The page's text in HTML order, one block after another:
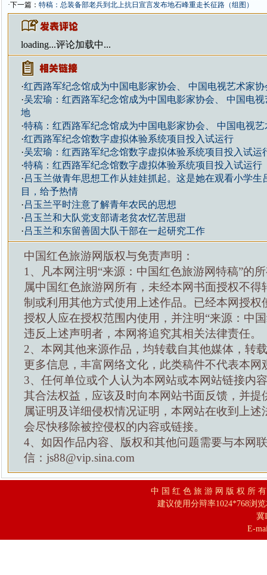
·下一篇： 特稿：总装备部老兵到北上抗日宣言发布地石峰重走长征路（组图）
loading...评论加载中...
·红西路军纪念馆成为中国电影家协会、 中国电视艺术家
·吴宏瑜：红西路军纪念馆成为中国电影家协会、 中国电
地
·特稿：红西路军纪念馆成为中国电影家协会、 中国电视
·红西路军纪念馆数字虚拟体验系统项目投入试运行
·吴宏瑜：红西路军纪念馆数字虚拟体验系统项目投入试运
·特稿：红西路军纪念馆数字虚拟体验系统项目投入试运行
·吕玉兰做青年思想工作从娃娃抓起。这是她在观看小学生
目，给予热情
·吕玉兰平时注意了解青年农民的思想
·吕玉兰和大队党支部请老贫农忆苦思甜
·吕玉兰和东留善固大队干部在一起研究工作
中国红色旅游网版权与免责声明：
1、凡本网注明“来源：中国红色旅游网特稿”的
属中国红色旅游网所有，未经本网书面授权不得
制或利用其他方式使用上述作品。已经本网授权
授权人应在授权范围内使用，并注明“来源：中
违反上述声明者，本网将追究其相关法律责任。
2、本网其他来源作品，均转载自其他媒体，转
更多信息，丰富网络文化，此类稿件不代表本网
3、任何单位或个人认为本网站或本网站链接内
其合法权益，应该及时向本网站书面反馈，并提
属证明及详细侵权情况证明，本网站在收到上述
会尽快移除被控侵权的内容或链接。
4、如因作品内容、版权和其他问题需要与本网
信：js88@vip.sina.com
中 国 红 色 旅 游 网 版 权 所
建议使用分辩率1024*768浏
冀
E-